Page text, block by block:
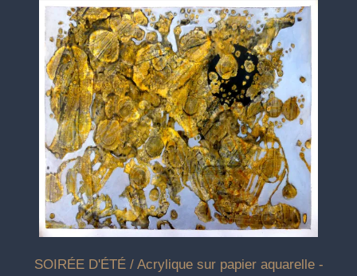
SOIRÉE D'ÉTÉ / Acrylique sur papier aquarelle -